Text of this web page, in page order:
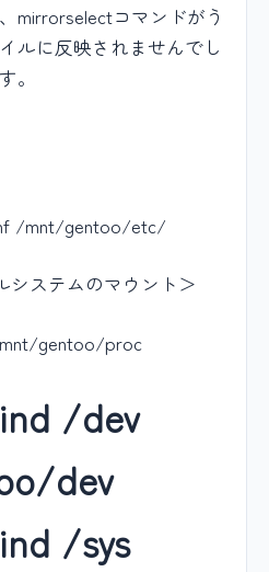
mirrorselectコマンドがう
ルに反映されませんでし
。
/mnt/gentoo/etc/
ステムのマウント＞
gentoo/proc
/dev
dev
/sys